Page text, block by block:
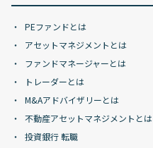
PEファンドとは
アセットマネジメントとは
ファンドマネージャーとは
トレーダーとは
M&Aアドバイザリーとは
不動産アセットマネジメントとは
投資銀行 転職